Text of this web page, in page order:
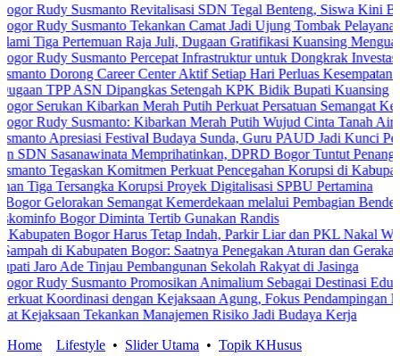
Susmanto Revitalisasi SDN Tegal Benteng, Siswa Kini Belajar
Susmanto Tekankan Camat Jadi Ujung Tombak Pelayanan
Raja Juli, Dugaan Gratifikasi Kuansing Menguat
Susmanto Percepat Infrastruktur untuk Dongkrak Investasi
Career Center Aktif Setiap Hari Perluas Kesempatan Kerja
ASN Dipangkas Setengah KPK Bidik Bupati Kuansing
Kibarkan Merah Putih Perkuat Persatuan Semangat
Susmanto: Kibarkan Merah Putih Wujud Cinta Tanah Air
Festival Budaya Sunda, Guru PAUD Jadi Kunci Pendidikan
Memprihatinkan, DPRD Bogor Tuntut Penanganan
Komitmen Perkuat Pencegahan Korupsi di Kabupaten Bogor
Korupsi Proyek Digitalisasi SPBU Pertamina
Semangat Kemerdekaan melalui Pembagian Bendera Merah
Diminta Tertib Gunakan Randis
Bogor Harus Tetap Indah, Parkir Liar dan PKL Nakal Wajib
Kabupaten Bogor: Saatnya Penegakan Aturan dan Gerakan Bersama
Tinjau Pembangunan Sekolah Rakyat di Jasinga
Susmanto Promosikan Animalium Sebagai Destinasi Edukasi
dengan Kejaksaan Agung, Fokus Pendampingan Hukum
Tekankan Manajemen Risiko Jadi Budaya Kerja
Home
Lifestyle • Slider Utama • Topik KHusus